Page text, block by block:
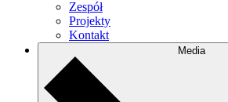
Zespół
Projekty
Kontakt
Media